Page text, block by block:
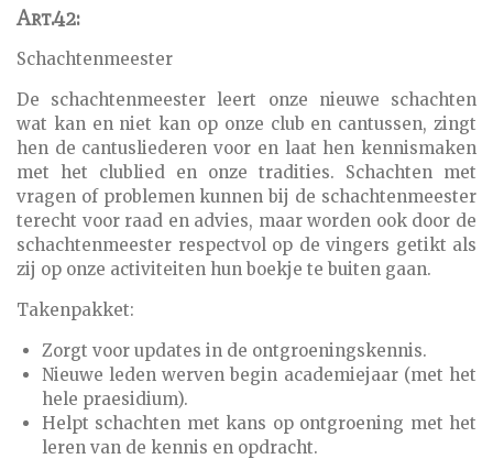
Art.42:
Schachtenmeester
De schachtenmeester leert onze nieuwe schachten
wat kan en niet kan op onze club en cantussen, zingt
hen de cantusliederen voor en laat hen kennismaken
met het clublied en onze tradities. Schachten met
vragen of problemen kunnen bij de schachtenmeester
terecht voor raad en advies, maar worden ook door de
schachtenmeester respectvol op de vingers getikt als
zij op onze activiteiten hun boekje te buiten gaan.
Takenpakket:
Zorgt voor updates in de ontgroeningskennis.
Nieuwe leden werven begin academiejaar (met het
hele praesidium).
Helpt schachten met kans op ontgroening met het
leren van de kennis en opdracht.